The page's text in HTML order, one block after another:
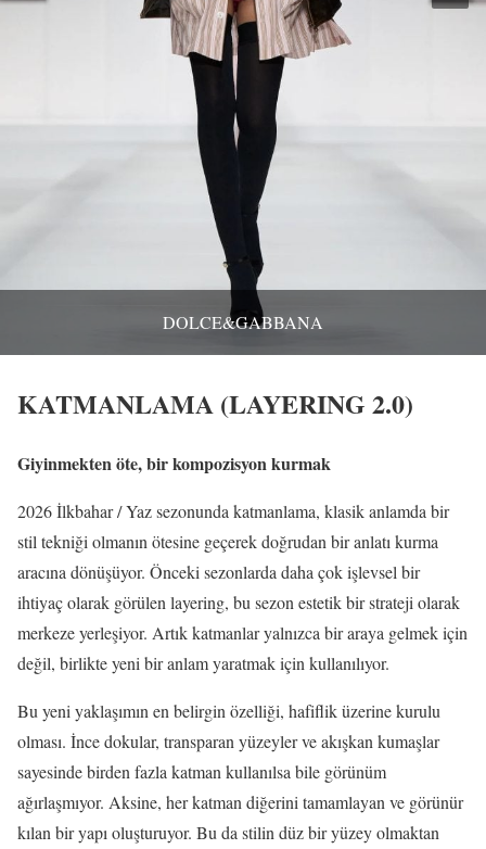
DOLCE&GABBANA
KATMANLAMA (LAYERING 2.0)
Giyinmekten öte, bir kompozisyon kurmak
2026 İlkbahar / Yaz sezonunda katmanlama, klasik anlamda bir
stil tekniği olmanın ötesine geçerek doğrudan bir anlatı kurma
aracına dönüşüyor. Önceki sezonlarda daha çok işlevsel bir
ihtiyaç olarak görülen layering, bu sezon estetik bir strateji olarak
merkeze yerleşiyor. Artık katmanlar yalnızca bir araya gelmek için
değil, birlikte yeni bir anlam yaratmak için kullanılıyor.
Bu yeni yaklaşımın en belirgin özelliği, hafiflik üzerine kurulu
olması. İnce dokular, transparan yüzeyler ve akışkan kumaşlar
sayesinde birden fazla katman kullanılsa bile görünüm
ağırlaşmıyor. Aksine, her katman diğerini tamamlayan ve görünür
kılan bir yapı oluşturuyor. Bu da stilin düz bir yüzey olmaktan